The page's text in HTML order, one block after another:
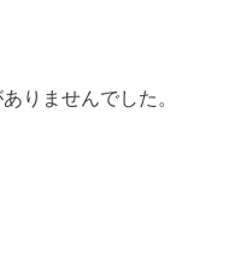
りませんでした。